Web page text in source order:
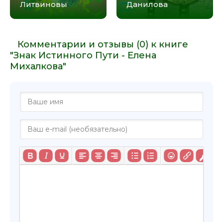
Литвиновы
Данилова
Комментарии и отзывы (0) к книге
"Знак Истинного Пути - Елена
Михалкова"